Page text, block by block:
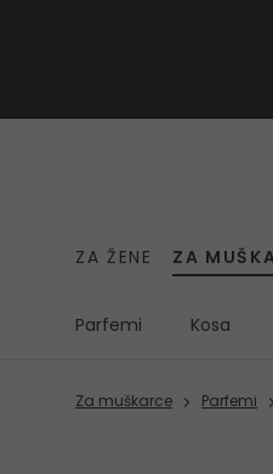
ZA ŽENE ZA
Parfemi Kosa
Za muškarce Parfemi